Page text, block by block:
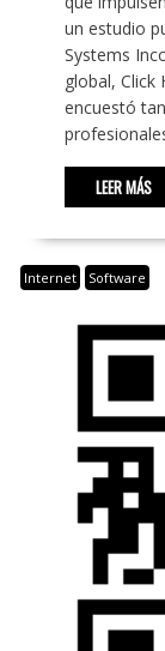
un estudio
Systems
global, Click
encuestó
LEER MÁS
Internet Software